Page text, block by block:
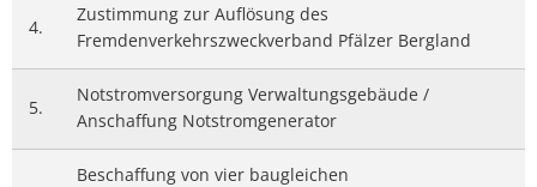
4.
Zustimmung zur Auflösung des
Fremdenverkehrszweckverband Pfälzer Bergland
5.
Notstromversorgung Verwaltungsgebäude /
Anschaffung Notstromgenerator
Beschaffung von vier baugleichen